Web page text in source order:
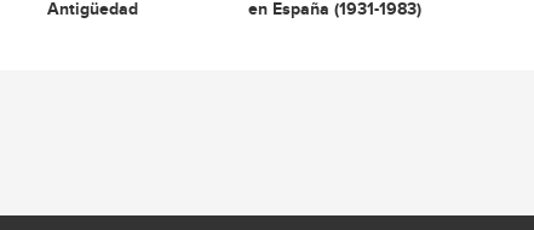
Antigüedad
en España (1931-1983)